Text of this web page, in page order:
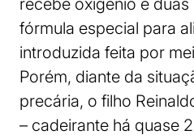
recebe oxigênio e duas
fórmula especial para
introduzida feita por
Porém, diante da
precária, o filho
– cadeirante há quase